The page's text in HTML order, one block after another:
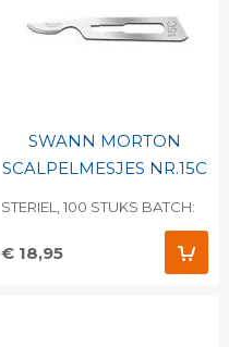
SWANN MORTON
SCALPELMESJES NR.15C
STERIEL, 100 STUKS BATCH:
€ 18,95